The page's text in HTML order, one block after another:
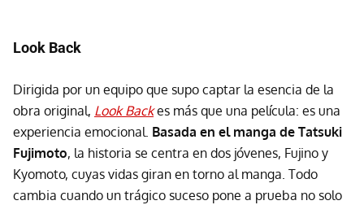
Look Back
Dirigida por un equipo que supo captar la esencia de la
obra original, Look Backes más que una película: es una
experiencia emocional. Basada en el manga de Tatsuki
Fujimoto, la historia se centra en dos jóvenes, Fujino y
Kyomoto, cuyas vidas giran en torno al manga. Todo
cambia cuando un trágico suceso pone a prueba no solo